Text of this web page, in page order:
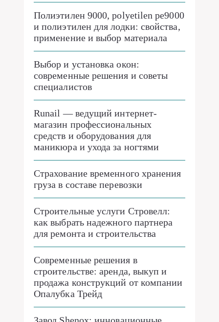
Полиэтилен 9000, polyetilen pe9000
и полиэтилен для лодки: свойства,
применение и выбор материала
Выбор и установка окон:
современные решения и советы
специалистов
Runail — ведущий интернет-
магазин профессиональных
средств и оборудования для
маникюра и ухода за ногтями
Страхование временного хранения
груза в составе перевозки
Строительные услуги Стровелл:
как выбрать надежного партнера
для ремонта и строительства
Современные решения в
строительстве: аренда, выкуп и
продажа конструкций от компании
Опалубка Трейд